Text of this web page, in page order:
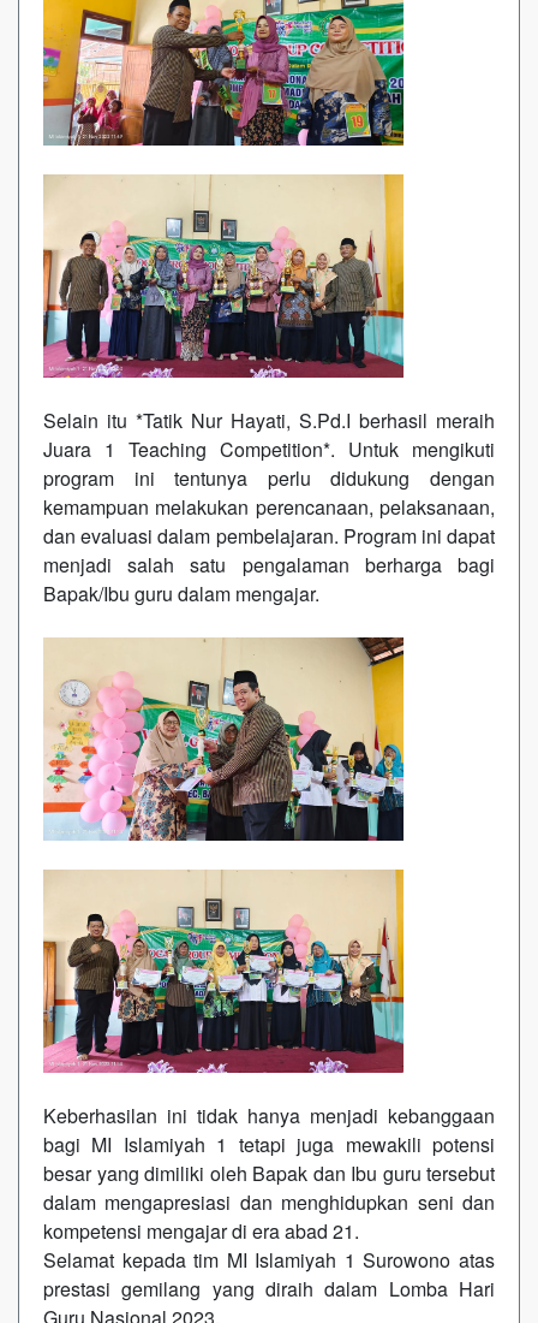
Selain itu *Tatik Nur Hayati, S.Pd.I berhasil meraih
Juara 1 Teaching Competition*. Untuk mengikuti
program ini tentunya perlu didukung dengan
kemampuan melakukan perencanaan, pelaksanaan,
dan evaluasi dalam pembelajaran. Program ini dapat
menjadi salah satu pengalaman berharga bagi
Bapak/Ibu guru dalam mengajar.
Keberhasilan ini tidak hanya menjadi kebanggaan
bagi MI Islamiyah 1 tetapi juga mewakili potensi
besar yang dimiliki oleh Bapak dan Ibu guru tersebut
dalam mengapresiasi dan menghidupkan seni dan
kompetensi mengajar di era abad 21.
Selamat kepada tim MI Islamiyah 1 Surowono atas
prestasi gemilang yang diraih dalam Lomba Hari
Guru Nasional 2023.